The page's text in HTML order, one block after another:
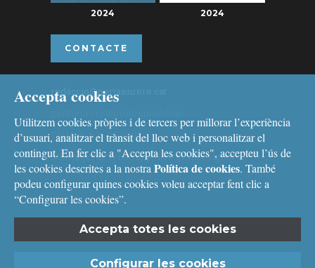
2024 2024
CONTACTE
redaccio@portaenrere.cat
Telèfon: 626 26 19 93
Missatgeria: Whatsapp, Telegram i Signal
Avís legaliPolítica de cookies
Accepta cookies
Utilitzem cookies pròpies i de tercers per millorar l’experiència
d’usuari, analitzar el trànsit del lloc web i personalitzar el
contingut. En fer clic a "Accepta les cookies", accepteu l’ús de
les cookies descrites a la nostra Política de cookies. També
podeu configurar quines cookies voleu acceptar fent clic a
“Configurar les cookies”.
Accepta totes les cookies
Configurar les cookies